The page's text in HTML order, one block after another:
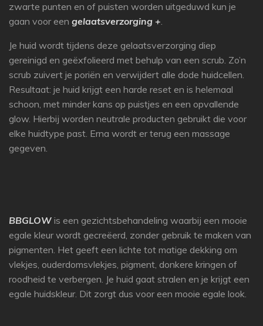
zwarte punten en of puisten worden uitgeduwd kun je
gaan voor een gelaatsverzorging +.
Je huid wordt tijdens deze gelaatsverzorging diep
gereinigd en geëxfolieerd met behulp van een scrub. Zo’n
scrub zuivert je poriën en verwijdert alle dode huidcellen.
Resultaat: je huid krijgt een harde reset en is helemaal
schoon, met minder kans op puistjes en een opvallende
glow. Hierbij worden neutrale producten gebruikt die voor
elke huidtype past. Erna wordt er terug een massage
gegeven.
BBGLOW is een gezichtsbehandeling waarbij een mooie
egale kleur wordt gecreëerd, zonder gebruik te maken van
pigmenten. Het geeft een lichte tot matige dekking om
vlekjes, ouderdomsvlekjes, pigment, donkere kringen of
roodheid te verbergen. Je huid gaat stralen en je krijgt een
egale huidskleur. Dit zorgt dus voor een mooie egale look.